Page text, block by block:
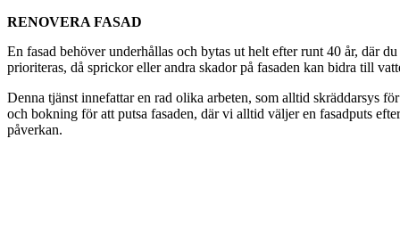
RENOVERA FASAD
En fasad behöver underhållas och bytas ut helt efter runt 40 år, där
prioriteras, då sprickor eller andra skador på fasaden kan bidra till
Denna tjänst innefattar en rad olika arbeten, som alltid skräddarsys
och bokning för att putsa fasaden, där vi alltid väljer en fasadputs
påverkan.